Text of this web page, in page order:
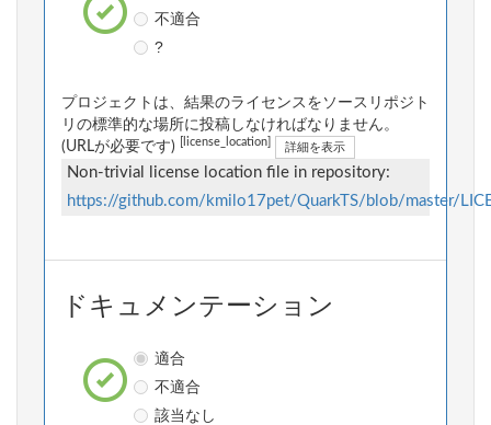
不適合
?
プロジェクトは、結果のライセンスをソースリポジト
リの標準的な場所に投稿しなければなりません。
(URLが必要です)
[license_location] 詳細を表示
Non-trivial license location file in repository:
https://github.com/kmilo17pet/QuarkTS/blob/master/
ドキュメンテーション
適合
不適合
該当なし